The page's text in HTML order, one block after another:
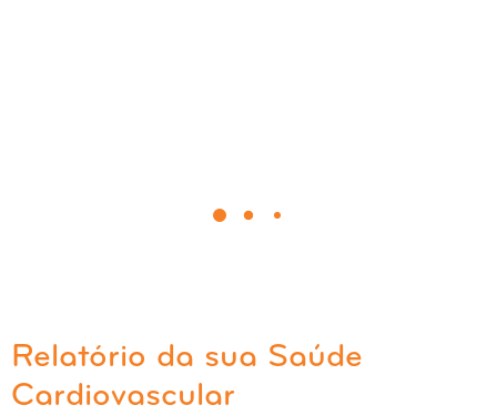
Relatório da sua Saúde
Cardiovascular